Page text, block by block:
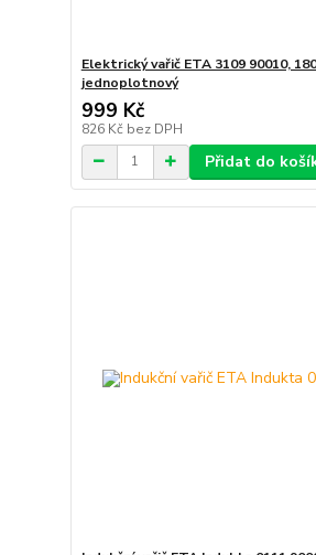
Elektrický vařič ETA 3109 90010,
jednoplotnový
999 Kč
826 Kč bez DPH
Přidat do